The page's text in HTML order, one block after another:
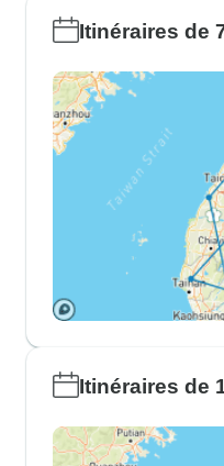
Itinéraires de
Itinéraires de